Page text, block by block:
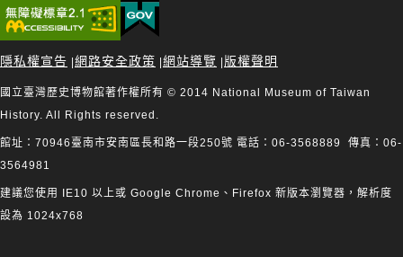
隱私權宣告 網路安全政策 網站導覽 版權聲明
國立臺灣歷史博物館著作權所有 © 2014 National Museum of Taiwan
History. All Rights reserved.
館址：70946臺南市安南區長和路一段250號 電話：06-3568889 傳真：06-
3564981
建議您使用 IE10 以上或 Google Chrome、Firefox 新版本瀏覽器，解析度
設為 1024x768